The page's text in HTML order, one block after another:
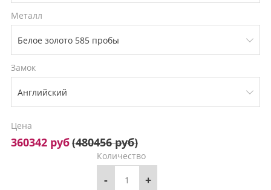
Металл
Замок
Цена
360342 руб(480456 руб)
Количество
- +